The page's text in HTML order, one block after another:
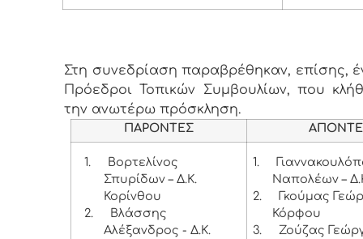
Στη συνεδρίαση παραβρέθηκαν, επίσης,
Πρόεδροι Τοπικών Συμβουλίων, που
την ανωτέρω πρόσκληση.
ΠΑΡΟΝΤΕΣ
1.
Βορτελίνος
Σπυρίδων – Δ.Κ.
Κορίνθου
2.
Βλάσσης
Αλέξανδρος - Δ.Κ.
1.
Ναπολέων –
2.
Γκούμας
Κόρφου
3.
Ζούζας